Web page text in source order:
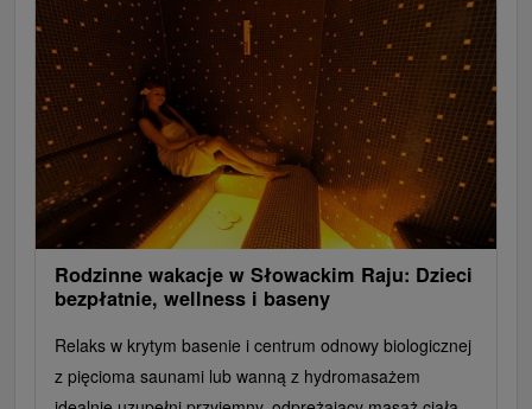
Rodzinne wakacje w Słowackim Raju: Dzieci
bezpłatnie, wellness i baseny
Relaks w krytym basenie i centrum odnowy biologicznej
z pięcioma saunami lub wanną z hydromasażem